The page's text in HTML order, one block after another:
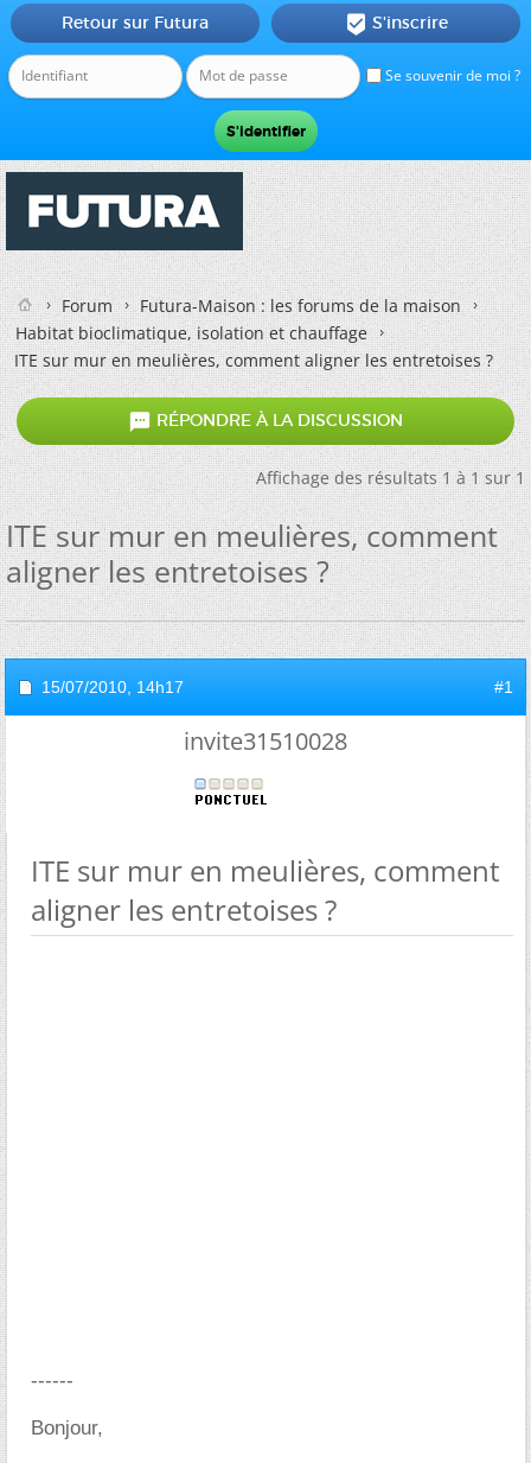
Se souvenir de moi ?
Retour sur Futura  S'inscrire
Forum
Futura-Maison : les forums de la maison
Habitat bioclimatique, isolation et chauffage
ITE sur mur en meulières, comment aligner les entretoises ?
 RÉPONDRE À LA DISCUSSION
Affichage des résultats 1 à 1 sur 1
ITE sur mur en meulières, comment
aligner les entretoises ?
15/07/2010, 14h17 #1
invite31510028
ITE sur mur en meulières, comment
aligner les entretoises ?
------
Bonjour,